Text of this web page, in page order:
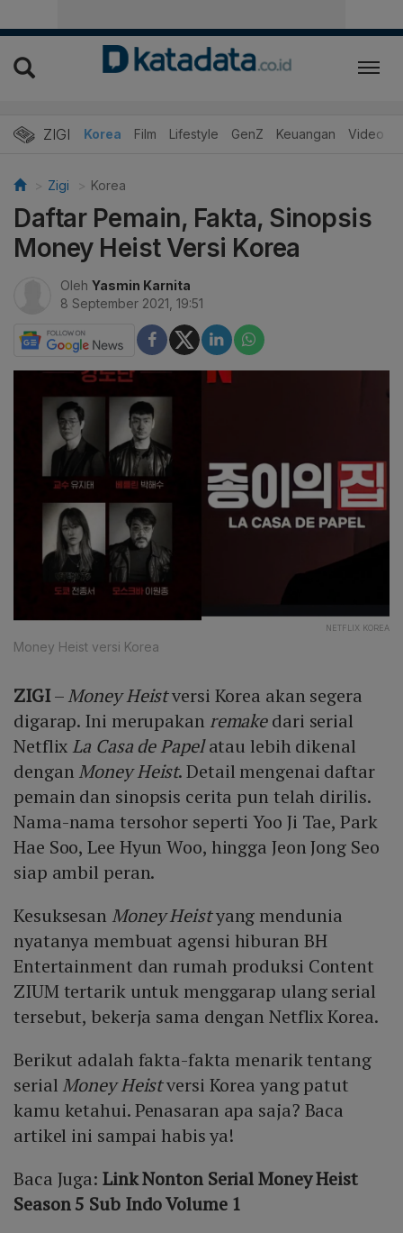
ZIGI
Hits Korea Film Lifestyle GenZ Keuangan Video
Zigi Korea
Daftar Pemain, Fakta, Sinopsis
Money Heist Versi Korea
Oleh Yasmin Karnita
8 September 2021, 19:51
NETFLIX KOREA
Money Heist versi Korea
ZIGI–Money Heistversi Korea akan segera
digarap. Ini merupakan remakedari serial
Netflix La Casa de Papelatau lebih dikenal
dengan Money Heist. Detail mengenai daftar
pemain dan sinopsis cerita pun telah dirilis.
Nama-nama tersohor seperti Yoo Ji Tae, Park
Hae Soo, Lee Hyun Woo, hingga Jeon Jong Seo
siap ambil peran.
Kesuksesan Money Heistyang mendunia
nyatanya membuat agensi hiburan BH
Entertainment dan rumah produksi Content
ZIUM tertarik untuk menggarap ulang serial
tersebut, bekerja sama dengan Netflix Korea.
Berikut adalah fakta-fakta menarik tentang
serial Money Heistversi Korea yang patut
kamu ketahui. Penasaran apa saja? Baca
artikel ini sampai habis ya!
Baca Juga: Link Nonton Serial Money Heist
Season 5 Sub Indo Volume 1